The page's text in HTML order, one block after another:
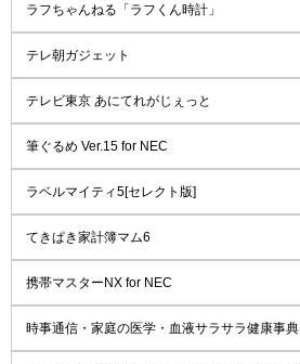
ラフちゃんねる「ラフくん時計」
テレ朝ガジェット
テレビ東京 あにてれがじぇっと
筆ぐるめ Ver.15 for NEC
ラベルマイティ5[セレクト版]
てきぱき家計簿マム6
携帯マスターNX for NEC
時事通信・家庭の医学・血液サラサラ健康事典